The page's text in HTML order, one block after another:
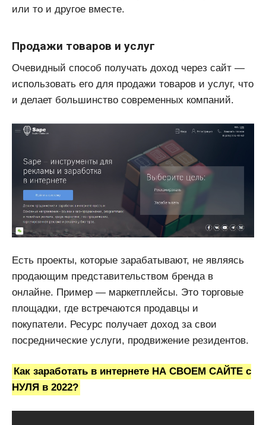
или то и другое вместе.
Продажи товаров и услуг
Очевидный способ получать доход через сайт —
использовать его для продажи товаров и услуг, что
и делает большинство современных компаний.
Есть проекты, которые зарабатывают, не являясь
продающим представительством бренда в
онлайне. Пример — маркетплейсы. Это торговые
площадки, где встречаются продавцы и
покупатели. Ресурс получает доход за свои
посреднические услуги, продвижение резидентов.
Как заработать в интернете НА СВОЕМ САЙТЕ с
НУЛЯ в 2022?